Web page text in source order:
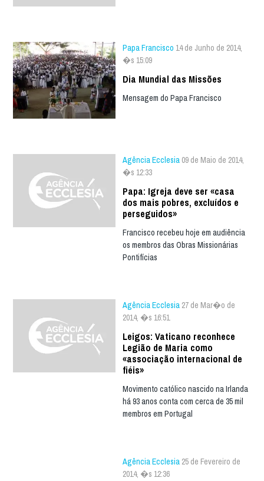
Papa Francisco 14 de Junho de 2014,
�s 15:09
Dia Mundial das Missões
Mensagem do Papa Francisco
Agência Ecclesia 09 de Maio de 2014,
�s 12:33
Papa: Igreja deve ser «casa
dos mais pobres, excluídos e
perseguidos»
Francisco recebeu hoje em audiência
os membros das Obras Missionárias
Pontifícias
Agência Ecclesia 27 de Mar�o de
2014, �s 16:51
Leigos: Vaticano reconhece
Legião de Maria como
«associação internacional de
fiéis»
Movimento católico nascido na Irlanda
há 93 anos conta com cerca de 35 mil
membros em Portugal
Agência Ecclesia 25 de Fevereiro de
2014, �s 12:36